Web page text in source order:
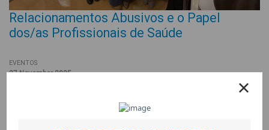
Relacionamentos Abusivos e o Papel
dos/as Profissionais de Saúde
EVENTOS
27 November 2025
Faculdade de Ciências da Saúde da UBI, a mesa redonda –